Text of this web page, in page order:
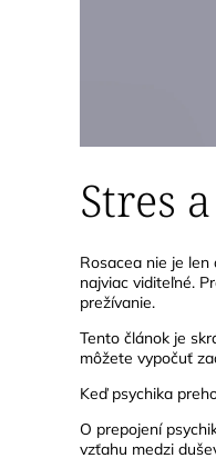
Stres
Rosacea nie je
najviac viditeľné.
prežívanie.
Tento článok je
môžete vypočuť
Keď psychika
O prepojení
vzťahu medzi